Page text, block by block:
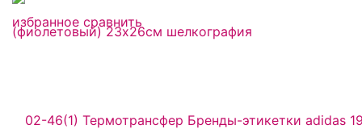
избранное сравнить